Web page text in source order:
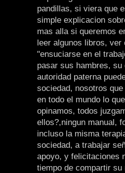
pandillas, si viera que
simple explicacion
mas alla si queremos
leer algunos libros,
"ensuciarse en el
pasar sus hambres,
autoridad paterna
sociedad, nosotros
en todo el mundo lo
opinamos, todos
ellos?,ningun manual,
incluso la misma
sociedad, a trabajar
apoyo, y felicitaciones
tiempo de compartir su